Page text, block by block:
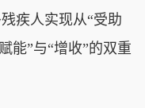
疾人实现从“受助
能”与“增收”的双重